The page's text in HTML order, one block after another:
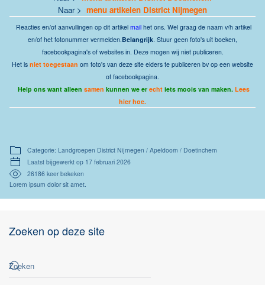
Naar > menu artikelen District Nijmegen
Reactiesen/of aanvullingen op dit artikel mail het ons. Wel graag de naam v/h artikel
en/of het fotonummer vermelden. Belangrijk . Stuur geen foto's uit boeken,
facebookpagina's of websites in. Deze mogen wij niet publiceren.
Het is niet toegestaan om foto's van deze site elders te publiceren bv op een website
of facebookpagina.
Help ons want alleen samen kunnen we er echt iets moois van maken. Lees
hier hoe.
Categorie: Landgroepen District Nijmegen / Apeldoorn / Doetinchem
Laatst bijgewerkt op 17 februari 2026
26186 keer bekeken
Lorem ipsum dolor sit amet.
Zoeken op deze site